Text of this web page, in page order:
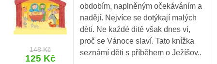
148 Kč
125 Kč
obdobím, naplněným očekáváním a
nadějí. Nejvíce se dotýkají malých
dětí. Ne každé dítě však dnes ví,
proč se Vánoce slaví. Tato knížka
seznámí děti s příběhem o Ježíšov..